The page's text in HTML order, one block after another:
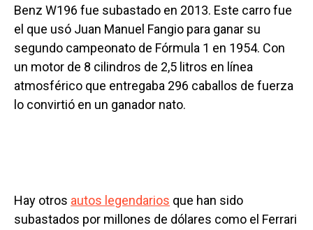
Benz W196 fue subastado en 2013. Este carro fue
el que usó Juan Manuel Fangio para ganar su
segundo campeonato de Fórmula 1 en 1954. Con
un motor de 8 cilindros de 2,5 litros en línea
atmosférico que entregaba 296 caballos de fuerza
lo convirtió en un ganador nato.
Hay otros autos legendarios que han sido
subastados por millones de dólares como el Ferrari